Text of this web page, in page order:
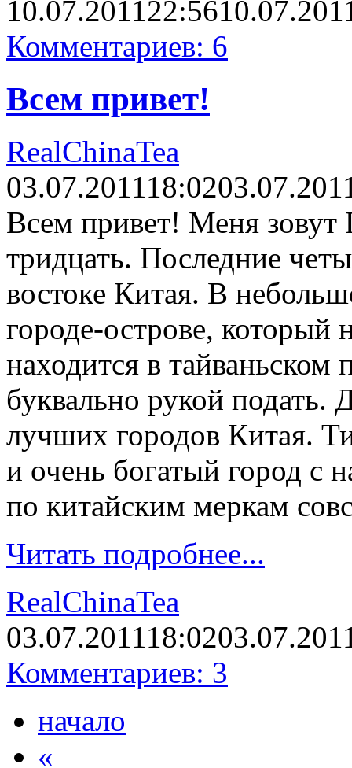
10.07.201122:56
Комментариев: 6
Всем привет!
RealChinaTea
03.07.201118:02
Всем привет! Меня
тридцать. Последние
востоке Китая. В
городе-острове, который
находится в
буквально рукой
лучших городов Китая.
и очень богатый город с
по китайским меркам
Читать подробнее...
RealChinaTea
03.07.201118:02
Комментариев: 3
начало
«